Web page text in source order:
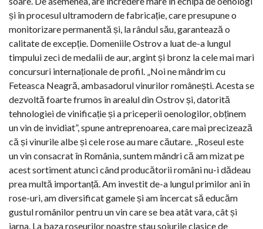
și în procesul ultramodern de fabricație, care presupune o
monitorizare permanentă și, la rândul său, garantează o
calitate de excepție. Domeniile Ostrov a luat de-a lungul
timpului zeci de medalii de aur, argint și bronz la cele mai mari
concursuri internaționale de profil. „Noi ne mândrim cu
Feteasca Neagră, ambasadorul vinurilor românești. Acesta se
dezvoltă foarte frumos în arealul din Ostrov și, datorită
tehnologiei de vinificație și a priceperii oenologilor, obținem
un vin de invidiat”, spune antreprenoarea, care mai precizează
că și vinurile albe și cele rose au mare căutare. „Roseul este
un vin consacrat în România, suntem mândri că am mizat pe
acest sortiment atunci când producătorii români nu-i dădeau
prea multă importanță. Am investit de-a lungul primilor ani în
rose-uri, am diversificat gamele și am încercat să educăm
gustul românilor pentru un vin care se bea atât vara, cât și
iarna. La baza roseurilor noastre stau soiurile clasice de